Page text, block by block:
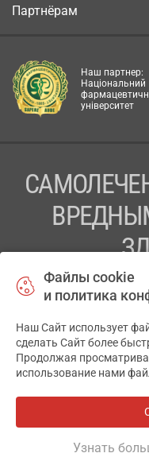
Партнёрам
Наш партнер:
Національний
університет
ПЕРЕД
ТОВ «АПТЕКА
Отказ
Файлы cookie
и политика
Наш Сайт использует
сделать Сайт более
Продолжая
использование нами
Узнать